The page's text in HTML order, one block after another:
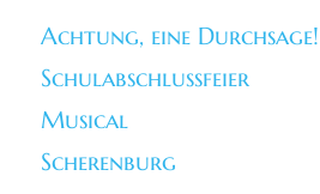
Achtung, eine Durchsage!
Schulabschlussfeier
Musical
Scherenburg